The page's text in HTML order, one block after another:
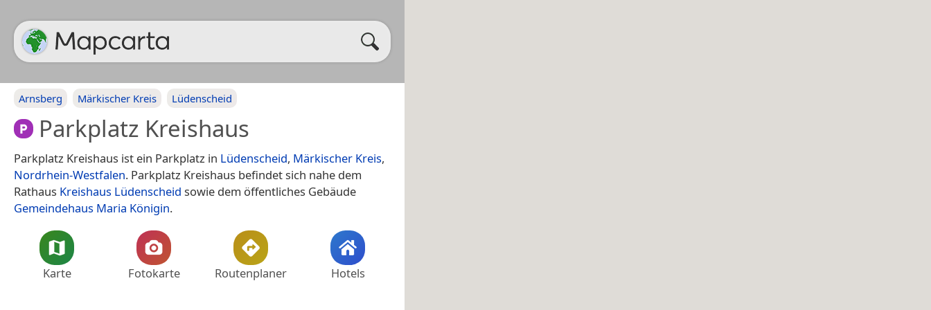
Arnsberg Märkischer Kreis Lüdenscheid
Parkplatz Kreishaus
Parkplatz Kreishaus ist ein Parkplatz in Lüdenscheid, Märkischer Kreis,
Nordrhein-Westfalen. Parkplatz Kreishaus befindet sich nahe dem
Rathaus Kreishaus Lüdenscheid sowie dem öffentliches Gebäude
Gemeindehaus Maria Königin.
Karte Fotokarte Routenplaner Hotels